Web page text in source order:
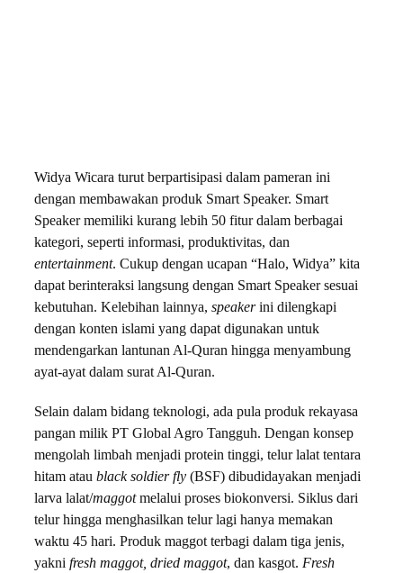
Widya Wicara turut berpartisipasi dalam pameran ini
dengan membawakan produk Smart Speaker. Smart
Speaker memiliki kurang lebih 50 fitur dalam berbagai
kategori, seperti informasi, produktivitas, dan
entertainment. Cukup dengan ucapan “Halo, Widya” kita
dapat berinteraksi langsung dengan Smart Speaker sesuai
kebutuhan. Kelebihan lainnya, speakerini dilengkapi
dengan konten islami yang dapat digunakan untuk
mendengarkan lantunan Al-Quran hingga menyambung
ayat-ayat dalam surat Al-Quran.
Selain dalam bidang teknologi, ada pula produk rekayasa
pangan milik PT Global Agro Tangguh. Dengan konsep
mengolah limbah menjadi protein tinggi, telur lalat tentara
hitam atau black soldier fly (BSF) dibudidayakan menjadi
larva lalat/maggotmelalui proses biokonversi. Siklus dari
telur hingga menghasilkan telur lagi hanya memakan
waktu 45 hari. Produk maggot terbagi dalam tiga jenis,
yakni fresh maggot, dried maggot, dan kasgot. Fresh